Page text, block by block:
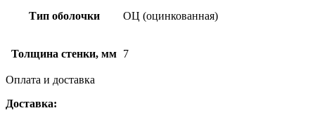
Тип оболочки ОЦ (оцинкованная)
Толщина стенки, мм 7
Оплата и доставка
Доставка: